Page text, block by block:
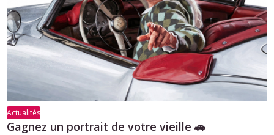
Actualités
Gagnez un portrait de votre vieille 🚗